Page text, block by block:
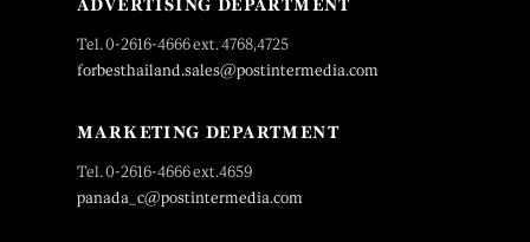
ADVERTISING DEPARTMENT
Tel. 0-2616-4666 ext. 4768,4725
forbesthailand.sales@postintermedia.com
MARKETING DEPARTMENT
Tel. 0-2616-4666 ext.4659
panada_c@postintermedia.com